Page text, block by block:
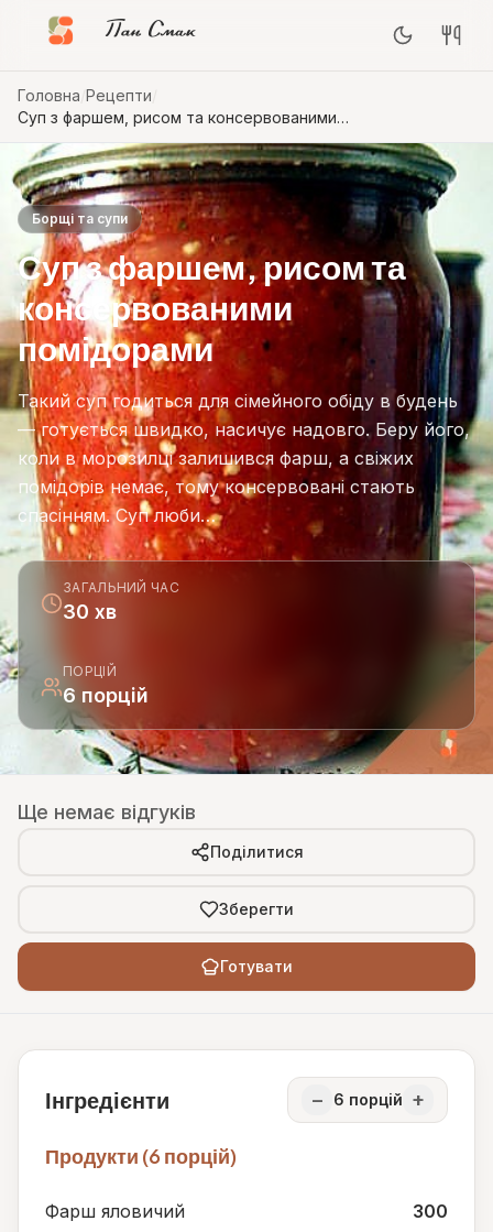
Пан Смак
Головна Рецепти
Суп з фаршем, рисом та консервованими
помідорами
Борщі та супи
Суп з фаршем, рисом та
консервованими
помідорами
Такий суп годиться для сімейного обіду в будень
— готується швидко, насичує надовго. Беру його,
коли в морозилці залишився фарш, а свіжих
помідорів немає, тому консервовані стають
спасінням. Суп люби…
ЗАГАЛЬНИЙ ЧАС
30 хв
ПОРЦІЙ
6 порцій
Ще немає відгуків
Поділитися
Зберегти
Готувати
Інгредієнти − 6 порцій +
Продукти (6 порцій)
Фарш яловичий 300